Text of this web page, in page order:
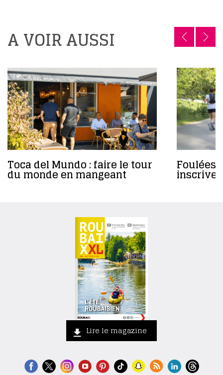
A VOIR AUSSI
Toca del Mundo : faire le tour
du monde en mangeant
Foulées
Lire le magazine